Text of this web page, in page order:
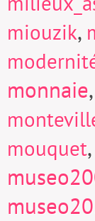
miouzik,
monnaie,
mouquet,